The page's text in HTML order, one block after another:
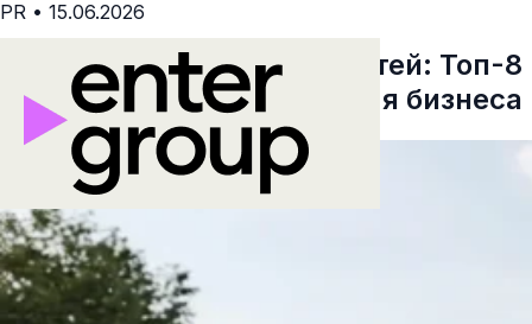
PR • 15.06.2026
Реализация BTL активностей: Топ-8
современных решений для бизнеса